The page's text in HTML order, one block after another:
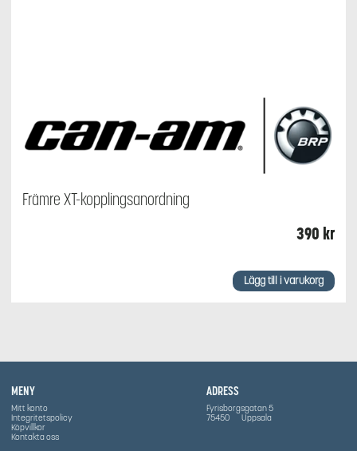
Främre XT-kopplingsanordning
390 kr
Lägg till i varukorg
MENY
Mitt konto
Integritetspolicy
Köpvillkor
Kontakta oss
ADRESS
Fyrisborgsgatan 5
75450
Uppsala